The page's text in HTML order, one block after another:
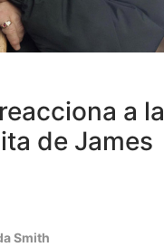
a la
de James
Smith